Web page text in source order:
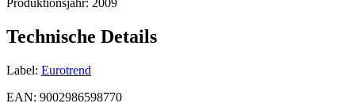
Produktionsjahr: 2009
Technische Details
Label: Eurotrend
EAN: 9002986598770